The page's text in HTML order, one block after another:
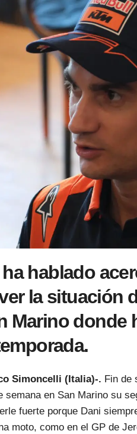
hablado
la situación
Marino
Simoncelli (Italia)-. Fin de
semana en San Marino su
fuerte porque Dani
moto, como en el GP de